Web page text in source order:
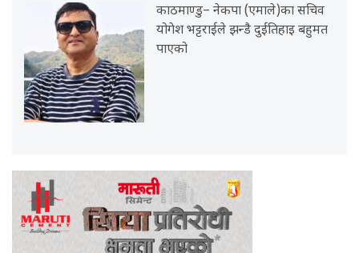
काठमाण्डु– नेकपा (एमाले)का सचिव
योगेश भट्टराईले झन्डै दुईतिहाइ बहुमत
पाएको